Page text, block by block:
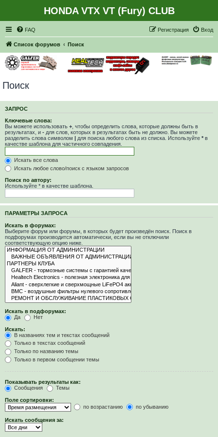
HONDA VTX VT (Fury) CLUB
FAQ Вход
Регистрация
Список форумов Поиск
Поиск
ЗАПРОС
Ключевые слова:
Вы можете использовать + , чтобы определить слова, которые должны быть в
результатах, и - для слов, которых в результатах быть не должно. Вы можете
разделить слова символом | для поиска любого слова из списка. Используйте * в
качестве шаблона для частичного совпадения.
Искать все слова
Искать любое слово/поиск с языком запросов
Поиск по автору:
Используйте * в качестве шаблона.
ПАРАМЕТРЫ ЗАПРОСА
Искать в форумах:
Выберите форум или форумы, в которых будет произведён поиск. Поиск в
подфорумах производится автоматически, если вы не отключили
соответствующую опцию ниже.
Искать в подфорумах:
Да
Нет
Искать:
В названиях тем и текстах сообщений
Только в текстах сообщений
Только по названию темы
Только в первом сообщении темы
Показывать результаты как:
Сообщения
Темы
Поле сортировки:
по возрастанию
по убыванию
Искать сообщения за: